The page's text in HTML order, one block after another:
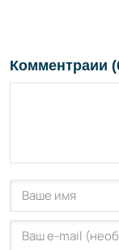
Комментраии